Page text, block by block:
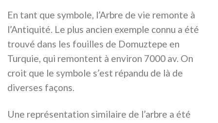
En tant que symbole, l’Arbre de vie remonte à
l’Antiquité. Le plus ancien exemple connu a été
trouvé dans les fouilles de Domuztepe en
Turquie, qui remontent à environ 7000 av. On
croit que le symbole s’est répandu de là de
diverses façons.
Une représentation similaire de l’arbre a été